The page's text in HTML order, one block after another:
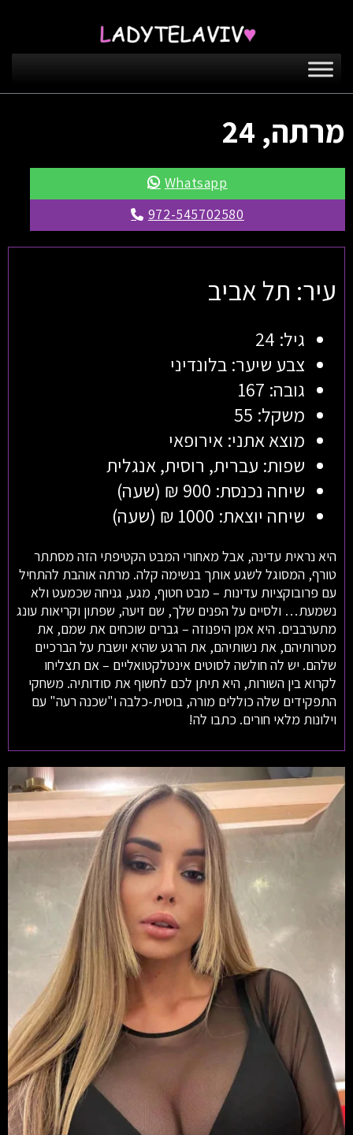
מרתה, 24
Whatsapp
972-545702580
עיר: תל אביב
גיל: 24
צבע שיער: בלונדיני
גובה: 167
משקל: 55
מוצא אתני: אירופאי
שפות: עברית, רוסית, אנגלית
שיחה נכנסת: 900 ₪ (שעה)
שיחה יוצאת: 1000 ₪ (שעה)
היא נראית עדינה, אבל מאחורי המבט הקטיפתי הזה מסתתר
טורף, המסוגל לשגע אותך בנשימה קלה. מרתה אוהבת להתחיל
עם פרובוקציות עדינות – מבט חטוף, מגע, גניחה שכמעט ולא
נשמעת… ולסיים על הפנים שלך, שם זיעה, שפתון וקריאות עונג
מתערבבים. היא אמן היפנוזה – גברים שוכחים את שמם, את
מטרותיהם, את נשותיהם, את הרגע שהיא יושבת על הברכיים
שלהם. יש לה חולשה לסוטים אינטלקטואליים – אם תצליחו
לקרוא בין השורות, היא תיתן לכם לחשוף את סודותיה. משחקי
התפקידים שלה כוללים מורה, בוסית-כלבה ו"שכנה רעה" עם
וילונות מלאי חורים. כתבו לה!